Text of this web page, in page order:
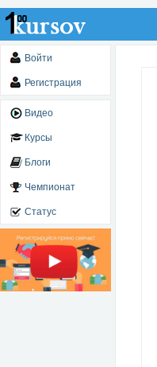
Войти
Регистрация
Видео
Курсы
Блоги
Чемпионат
Статус